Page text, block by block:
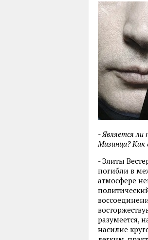
- Является ли
Мизинца? Как
- Элиты
погибли в
атмосфере
разумеется,
насилие